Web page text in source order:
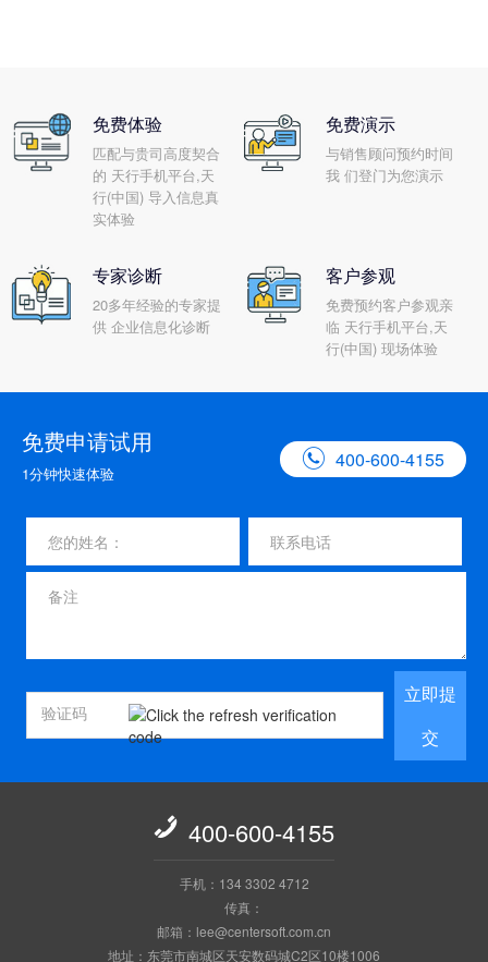
免费体验
匹配与贵司高度契合
的 天行手机平台,天
行(中国) 导入信息真
实体验
免费演示
与销售顾问预约时间
我 们登门为您演示
专家诊断
20多年经验的专家提
供 企业信息化诊断
客户参观
免费预约客户参观亲
临 天行手机平台,天
行(中国) 现场体验
免费申请试用
1分钟快速体验
 400-600-4155
立即提
交
 400-600-4155
手机：134 3302 4712
传真：
邮箱：lee@centersoft.com.cn
地址：东莞市南城区天安数码城C2区10楼1006